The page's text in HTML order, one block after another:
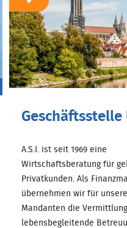
Geschäftsstelle
A.S.I. ist seit 1969 eine
Wirtschaftsberatung für
Privatkunden. Als
übernehmen wir für unsere
Mandanten die
lebensbegleitende